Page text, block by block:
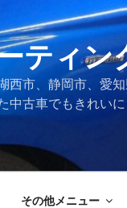
ティ
西市、静岡市、愛
中古車でもきれい
その他メニュー